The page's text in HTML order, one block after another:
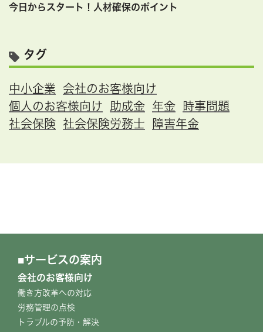
今日からスタート！人材確保のポイント
タグ
中小企業
会社のお客様向け
個人のお客様向け
助成金 年金
時事問題
社会保険
社会保険労務士 障害年金
サービスの案内
会社のお客様向け
働き方改革への対応
労務管理の点検
トラブルの予防・解決